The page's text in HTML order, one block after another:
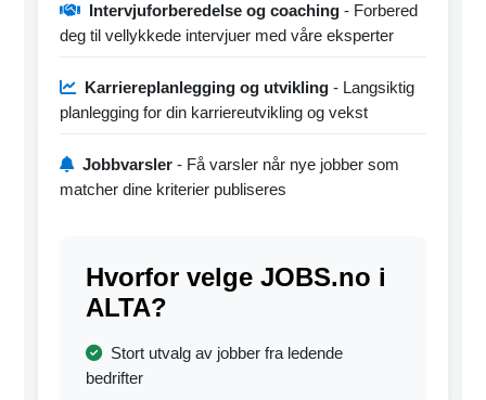
Intervjuforberedelse og coaching - Forbered
deg til vellykkede intervjuer med våre eksperter
Karriereplanlegging og utvikling - Langsiktig
planlegging for din karriereutvikling og vekst
Jobbvarsler - Få varsler når nye jobber som
matcher dine kriterier publiseres
Hvorfor velge JOBS.no i
ALTA?
Stort utvalg av jobber fra ledende
bedrifter